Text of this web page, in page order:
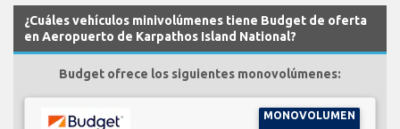
¿Cuáles vehículos minivolúmenes tiene Budget de oferta
en Aeropuerto de Karpathos Island National?
Budget ofrece los siguientes monovolúmenes:
MONOVOLUMEN